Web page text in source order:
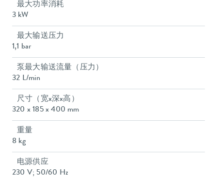
最大功率消耗
3 kW
最大输送压力
1,1 bar
泵最大输送流量（压力）
32 L/min
尺寸（宽x深x高）
320 x 185 x 400 mm
重量
8 kg
电源供应
230 V; 50/60 Hz